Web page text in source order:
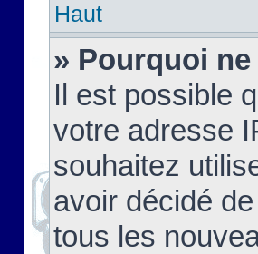
Haut
» Pourquoi
Il est possible
votre adresse
souhaitez
avoir décidé
tous les